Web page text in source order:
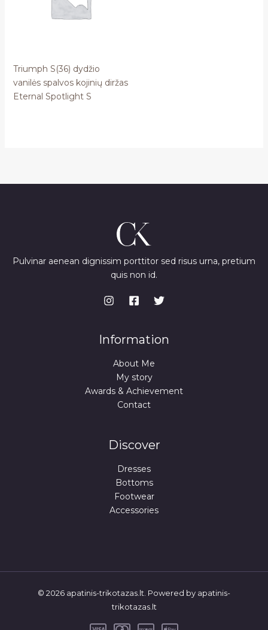
Triumph S(36) dydžio
vanilės spalvos kojinių diržas
Eternal Spotlight S
Pulvinar aenean dignissim porttitor sed risus urna, pretium
quis non id.
Information
About Me
My story
Awards & Achievement
Contact
Discover
Dresses
Bottoms
Footwear
Accessories
© 2026 apatinis-trikotazas.lt. Powered by apatinis-
trikotazas.lt